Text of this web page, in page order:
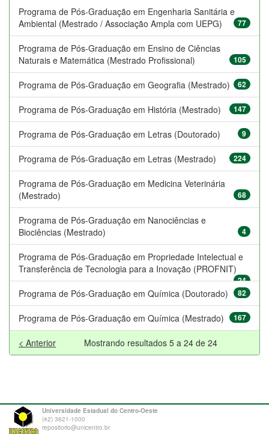
Programa de Pós-Graduação em Engenharia Sanitária e
Ambiental (Mestrado / Associação Ampla com UEPG)
77
Programa de Pós-Graduação em Ensino de Ciências
Naturais e Matemática (Mestrado Profissional)
105
Programa de Pós-Graduação em Geografia (Mestrado) 62
Programa de Pós-Graduação em História (Mestrado) 147
Programa de Pós-Graduação em Letras (Doutorado) 9
Programa de Pós-Graduação em Letras (Mestrado) 224
Programa de Pós-Graduação em Medicina Veterinária
(Mestrado)
68
Programa de Pós-Graduação em Nanociências e
Biociências (Mestrado)
4
Programa de Pós-Graduação em Propriedade Intelectual e
Transferência de Tecnologia para a Inovação (PROFNIT)
24
Programa de Pós-Graduação em Química (Doutorado) 82
Programa de Pós-Graduação em Química (Mestrado) 167
Mostrando resultados 5 a 24 de 24
< Anterior
Universidade Estadual do Centro-Oeste
(42) 3621-1000
repositorio@unicentro.br